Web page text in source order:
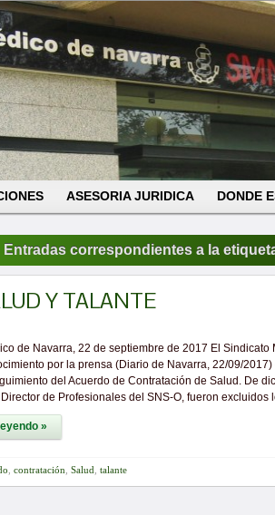
ASESORIA JURIDICA DONDE
Entradas correspondientes a la
Y TALANTE
de Navarra, 22 de septiembre de 2017 El Sindicato
por la prensa (Diario de Navarra, 22/09/
del Acuerdo de Contratación de Salud. De
de Profesionales del SNS-O, fueron
»
contratación Salud talante